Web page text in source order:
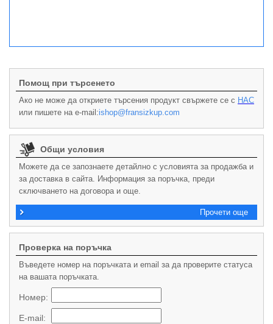
Помощ при търсенето
Ако не може да откриете търсения продукт свържете се с НАС
или пишете на e-mail:ishop@fransizkup.com
Общи условия
Можете да се запознаете детайлно с условията за продажба и
за доставка в сайта. Информация за поръчка, преди
сключването на договора и още.
Прочети още
Проверка на поръчка
Въведете номер на поръчката и email за да проверите статуса
на вашата поръчката.
Номер:
E-mail: